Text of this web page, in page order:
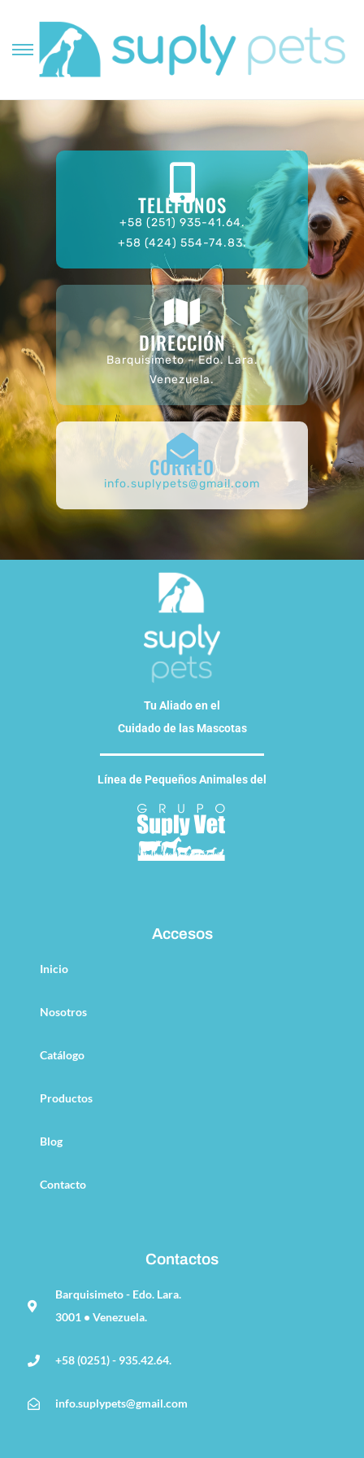
TELÉFONOS
+58 (251) 935-41.64.
+58 (424) 554-74.83.
DIRECCIÓN
Barquisimeto – Edo. Lara.
Venezuela.
CORREO
info.suplypets@gmail.com
Tu Aliado en el
Cuidado de las Mascotas
Línea de Pequeños Animales del
Accesos
Inicio
Nosotros
Catálogo
Productos
Blog
Contacto
Contactos
Barquisimeto - Edo. Lara.
3001 • Venezuela.
+58 (0251) - 935.42.64.
info.suplypets@gmail.com